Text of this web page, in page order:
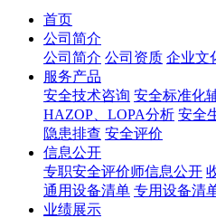
首页
公司简介
公司简介 公司资质 企业文
服务产品
安全技术咨询 安全标准化
HAZOP、LOPA分析 安全
隐患排查 安全评价
信息公开
专职安全评价师信息公开
通用设备清单 专用设备清
业绩展示